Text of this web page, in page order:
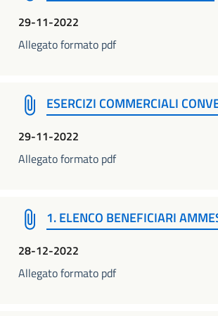
29-11-2022
Allegato formato pdf
ESERCIZI COMMERCIALI
29-11-2022
Allegato formato pdf
1. ELENCO BENEFICIARI
28-12-2022
Allegato formato pdf